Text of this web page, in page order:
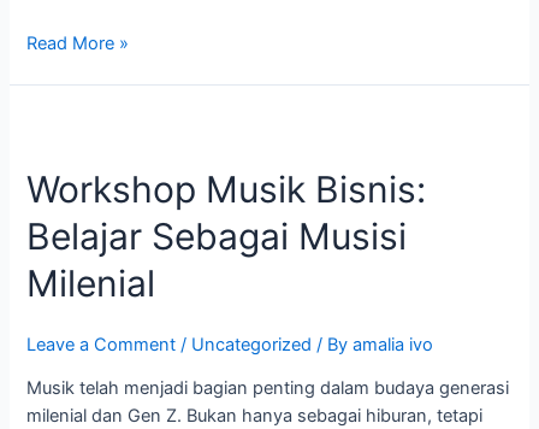
Read More »
Workshop Musik Bisnis:
Belajar Sebagai Musisi
Milenial
Leave a Comment / Uncategorized / Byamalia ivo
Musik telah menjadi bagian penting dalam budaya generasi
milenial dan Gen Z. Bukan hanya sebagai hiburan, tetapi
Bisnis:
Belajar
Sebagai
Milenial